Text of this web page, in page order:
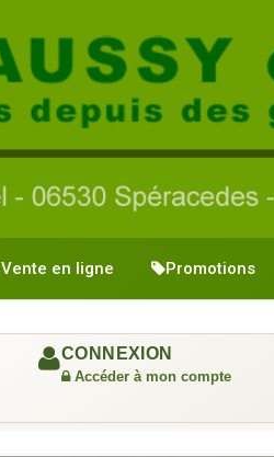
Vente en ligne Promotions